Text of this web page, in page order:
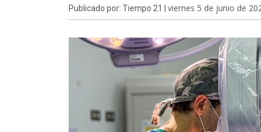
Publicado por: Tiempo 21 | viernes 5 de junio de